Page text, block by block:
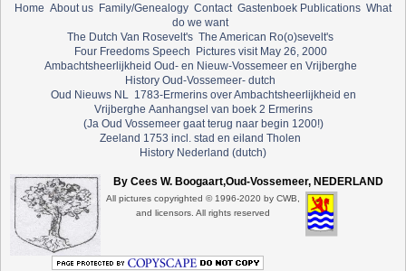
Home About us Family/Genealogy Contact Gastenboek Publications What
do we want
The Dutch Van Rosevelt's The American Ro(o)sevelt's
Four Freedoms Speech Pictures visit May 26, 2000
Ambachtsheerlijkheid Oud- en Nieuw-Vossemeer en Vrijberghe
History Oud-Vossemeer- dutch
Oud Nieuws NL
1783-Ermerins over Ambachtsheerlijkheid en
Vrijberghe Aanhangsel van boek 2 Ermerins
(Ja Oud Vossemeer gaat terug naar begin 1200!)
Zeeland 1753 incl. stad en eiland Tholen
History Nederland (dutch)
By Cees W. Boogaart,Oud-Vossemeer, NEDERLAND
All pictures copyrighted © 1996-2020 by CWB,
and licensors. All rights reserved